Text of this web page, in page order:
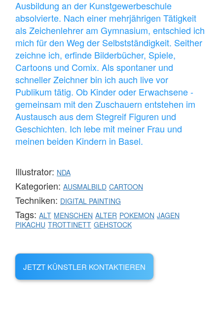
Ausbildung an der Kunstgewerbeschule
absolvierte. Nach einer mehrjährigen Tätigkeit
als Zeichenlehrer am Gymnasium, entschied ich
mich für den Weg der Selbstständigkeit. Seither
zeichne ich, erfinde Bilderbücher, Spiele,
Cartoons und Comix. Als spontaner und
schneller Zeichner bin ich auch live vor
Publikum tätig. Ob Kinder oder Erwachsene -
gemeinsam mit den Zuschauern entstehen im
Austausch aus dem Stegreif Figuren und
Geschichten. Ich lebe mit meiner Frau und
meinen beiden Kindern in Basel.
Illustrator: NDA
Kategorien: AUSMALBILD CARTOON
Techniken: DIGITAL PAINTING
Tags: ALT MENSCHEN ALTER POKEMON JAGEN
PIKACHU TROTTINETT GEHSTOCK
JETZT KÜNSTLER KONTAKTIEREN